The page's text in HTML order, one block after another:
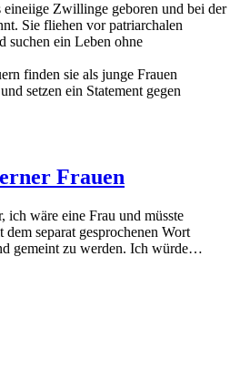
Zwillinge geboren und bei der
Sie fliehen vor patriarchalen
suchen ein Leben ohne
finden sie als junge Frauen
setzen ein Statement gegen
Frauen
ich wäre eine Frau und müsste
separat gesprochenen Wort
gemeint zu werden. Ich würde…